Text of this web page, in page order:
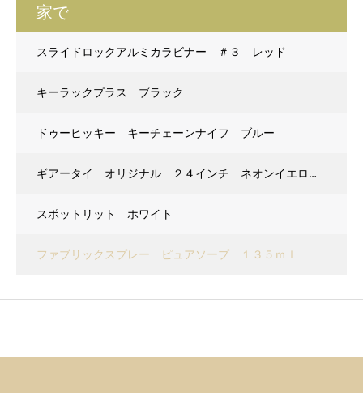
家で
スライドロックアルミカラビナー ＃３ レッド
キーラックプラス ブラック
ドゥーヒッキー キーチェーンナイフ ブルー
ギアータイ オリジナル ２４インチ ネオンイエロー ２Ｐ
スポットリット ホワイト
ファブリックスプレー ピュアソープ １３５ｍｌ